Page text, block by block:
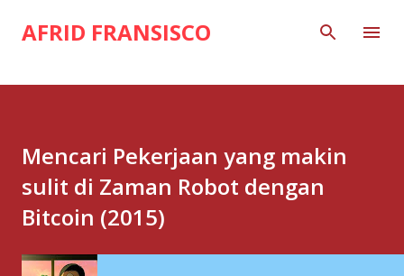
Skip to main content
AFRID FRANSISCO
Mencari Pekerjaan yang makin
sulit di Zaman Robot dengan
Bitcoin (2015)